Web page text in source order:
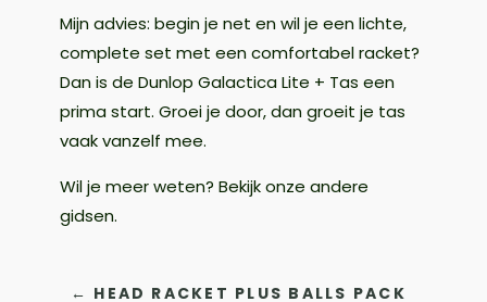
Mijn advies: begin je net en wil je een lichte,
complete set met een comfortabel racket?
Dan is de Dunlop Galactica Lite + Tas een
prima start. Groei je door, dan groeit je tas
vaak vanzelf mee.
Wil je meer weten? Bekijk onze andere
gidsen.
← HEAD RACKET PLUS BALLS PACK